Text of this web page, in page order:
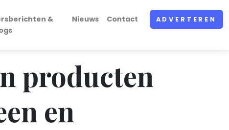
&
Nieuws Contact ADVERTEREN
producten
en